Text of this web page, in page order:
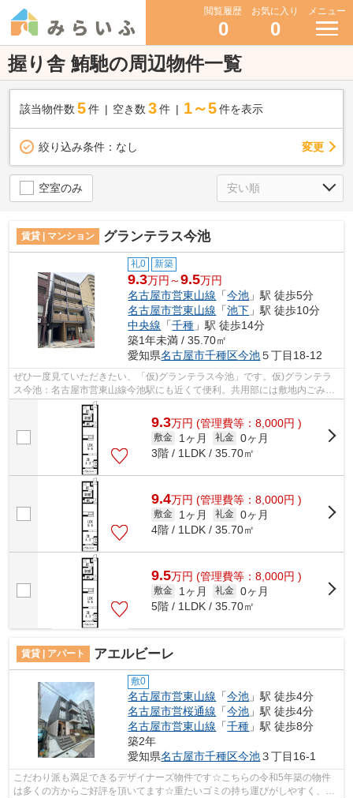
閲覧履歴
0
お気に入り
0
メニュー
握り舎 鮪馳の周辺物件一覧
該当物件数 5件 空き数 3 件 1～5 件を表示
絞り込み条件： なし 変更
空室のみ
賃貸 | マンション グランテラス今池
礼0 新築
9.3万円～9.5万円
名古屋市営東山線 「今池 」駅 徒歩5分
名古屋市営東山線 「池下 」駅 徒歩10分
中央線 「千種 」駅 徒歩14分
築1年未満 / 35.70㎡
愛知県名古屋市千種区今池５丁目18-12
ぜひ一度見ていただきたい、「仮)グランテラス今池」です。仮)グランテラ
ス今池：名古屋市営東山線今池駅にも近くて便利。共用部には敷地内ごみ置
き場・エレベータなど様々な設備やサ...
9.3万円 (管理費等：8,000円 )
敷金 1ヶ月 礼金 0ヶ月
3階 / 1LDK / 35.70㎡
9.4万円 (管理費等：8,000円 )
敷金 1ヶ月 礼金 0ヶ月
4階 / 1LDK / 35.70㎡
9.5万円 (管理費等：8,000円 )
敷金 1ヶ月 礼金 0ヶ月
5階 / 1LDK / 35.70㎡
賃貸 | アパート アエルビーレ
敷0
名古屋市営東山線 「今池 」駅 徒歩4分
名古屋市営桜通線 「今池 」駅 徒歩4分
名古屋市営東山線 「千種 」駅 徒歩8分
築2年
愛知県名古屋市千種区今池３丁目16-1
こだわり派も満足できるデザイナーズ物件です☆こちらの令和5年築の物件
は多くの方からご好評を頂いてます☆重たいゴミの持ち運びがしやすく、敷